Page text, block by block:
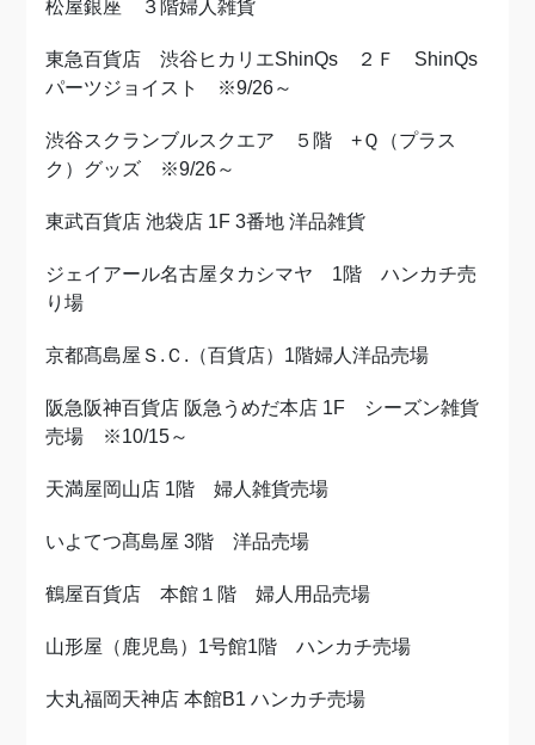
松屋銀座 ３階婦人雑貨
東急百貨店 渋谷ヒカリエShinQs ２Ｆ ShinQs
パーツジョイスト ※9/26～
渋谷スクランブルスクエア ５階 +Ｑ（プラス
ク）グッズ ※9/26～
東武百貨店 池袋店 1F 3番地 洋品雑貨
ジェイアール名古屋タカシマヤ 1階 ハンカチ売
り場
京都髙島屋Ｓ.Ｃ.（百貨店）1階婦人洋品売場
阪急阪神百貨店 阪急うめだ本店 1F シーズン雑貨
売場 ※10/15～
天満屋岡山店 1階 婦人雑貨売場
いよてつ髙島屋 3階 洋品売場
鶴屋百貨店 本館１階 婦人用品売場
山形屋（鹿児島）1号館1階 ハンカチ売場
大丸福岡天神店 本館B1 ハンカチ売場